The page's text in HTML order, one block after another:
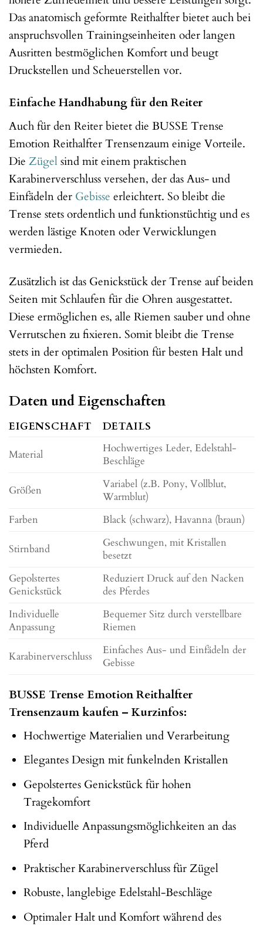
Das anatomisch geformte Reithalfter bietet auch bei
anspruchsvollen Trainingseinheiten oder langen
Ausritten bestmöglichen Komfort und beugt
Druckstellen und Scheuerstellen vor.
Einfache Handhabung für den Reiter
Auch für den Reiter bietet die BUSSE Trense
Emotion Reithalfter Trensenzaum einige Vorteile.
Die Zügelsind mit einem praktischen
Karabinerverschluss versehen, der das Aus- und
Einfädeln der Gebisse erleichtert. So bleibt die
Trense stets ordentlich und funktionstüchtig und es
werden lästige Knoten oder Verwicklungen
vermieden.
Zusätzlich ist das Genickstück der Trense auf beiden
Seiten mit Schlaufen für die Ohren ausgestattet.
Diese ermöglichen es, alle Riemen sauber und ohne
Verrutschen zu fixieren. Somit bleibt die Trense
stets in der optimalen Position für besten Halt und
höchsten Komfort.
Daten und Eigenschaften
EIGENSCHAFT DETAILS
Material
Hochwertiges Leder, Edelstahl-
Beschläge
Größen
Variabel (z.B. Pony, Vollblut,
Warmblut)
Farben
Black (schwarz), Havanna (braun)
Stirnband
Geschwungen, mit Kristallen
besetzt
Gepolstertes
Genickstück
Reduziert Druck auf den Nacken
des Pferdes
Individuelle
Anpassung
Bequemer Sitz durch verstellbare
Riemen
Karabinerverschluss
Einfaches Aus- und Einfädeln der
Gebisse
BUSSE Trense Emotion Reithalfter
Trensenzaum kaufen – Kurzinfos:
Hochwertige Materialien und Verarbeitung
Elegantes Design mit funkelnden Kristallen
Gepolstertes Genickstück für hohen
Tragekomfort
Individuelle Anpassungsmöglichkeiten an das
Pferd
Praktischer Karabinerverschluss für Zügel
Robuste, langlebige Edelstahl-Beschläge
Optimaler Halt und Komfort während des